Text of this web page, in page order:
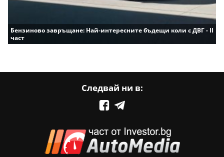
Бензиново завръщане: Най-интересните бъдещи коли с ДВГ - II
част
Следвай ни в: